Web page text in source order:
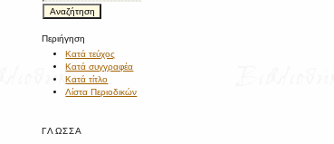
Περιήγηση
Κατά τεύχος
Κατά συγγραφέα
Κατά τίτλο
Λίστα Περιοδικών
ΓΛΏΣΣΑ